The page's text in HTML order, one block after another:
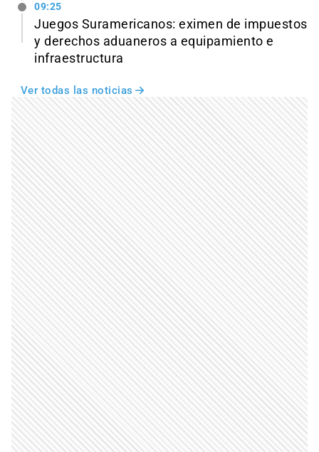
09:25
Juegos Suramericanos: eximen de impuestos
y derechos aduaneros a equipamiento e
infraestructura
Ver todas las noticias